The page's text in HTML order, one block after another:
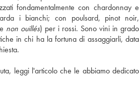
fondamentalmente con chardonnay e
i bianchi; con poulsard, pinot noir,
e non ouillés) per i rossi. Sono vini in grado
in chi ha la fortuna di assaggiarli, data
leggi l'articolo che le abbiamo dedicato